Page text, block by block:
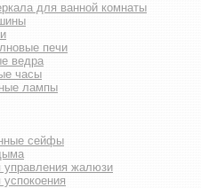
для ванной комнаты
печи
ведра
часы
лампы
сейфы
управления жалюзи